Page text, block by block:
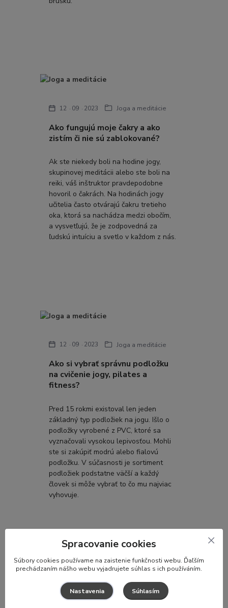
Ako fungujú moje čakry a ako
zistím či nie sú zablokované?
12 09 2023 Joga a meditácie
Ak ste niekedy boli na hodine jogy,
skupinovej meditácii alebo ste boli na
reiki, váš inštruktor pravdepodobne
hovoril o čakrách. Na hodinách jogy
učitelia často otvárajú čakru tretieho
oka, ktorá sa nachádza medzi obočím,
a vysvetľujú, že je zodpovedná za
ľudskú intuíciu a svetlo v každom z nás.
Ako si vybrať správnu podložku
na cvičenie jogy, pilates a
fitness?
12 09 2023 Joga a meditácie
Pred 15 rokmi existoval len jeden
základný typ podložiek na jogu. Išlo o
podložky vyrobené z PVC, ktoré sa
vyznačovali vysokou lepivosťou. Mohli
ste si zakúpiť modrú alebo fialovú
podložku. V súčasnosti je sortiment
podložiek podstatne väčší a každý
človek si môže vybrať to čo mu najviac
vyhovuje.
12 09 2023 Joga a meditácie
Spracovanie cookies
Súbory cookies používame na zaistenie funkčnosti webu. Ďaľším
prechádzaním nášho webu vyjadrujete súhlas s ich používáním.
Nastavenia Súhlasím